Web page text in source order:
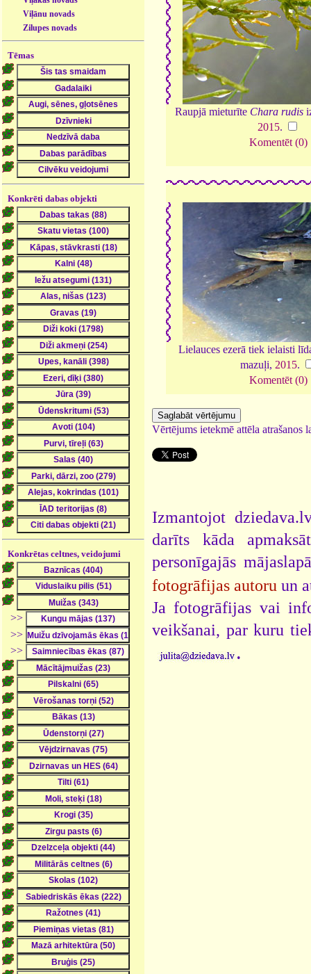
Viļānu novads
Zilupes novads
Tēmas
Konkrēti dabas objekti
Konkrētas celtnes, veidojumi
>>
>>
>>
Raupjā mieturīte Chara rudis
2015.
Komentēt (0)
Lielauces ezerā tiek ielaisti
mazuļi, 2015.
Komentēt (0)
Vērtējums ietekmē attēla atrašanos
Izmantojot
darīts kāda
personīgajās
fotogrāfijas autoru un
Ja fotogrāfijas vai
veikšanai, par kuru
.